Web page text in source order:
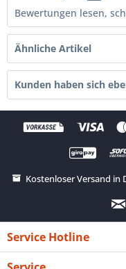
Bewertungen lesen,
Ähnliche Artikel
Kunden haben sich
Kostenloser Versand in
Service Hotline